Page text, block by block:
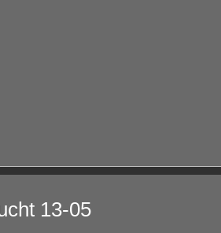
13-05